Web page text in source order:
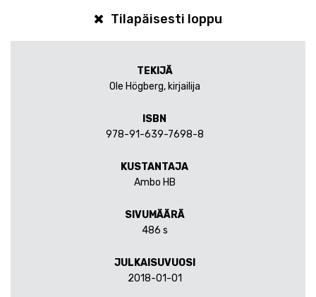
Tilapäisesti loppu
TEKIJÄ
Ole Högberg, kirjailija
ISBN
978-91-639-7698-8
KUSTANTAJA
Ambo HB
SIVUMÄÄRÄ
486 s
JULKAISUVUOSI
2018-01-01